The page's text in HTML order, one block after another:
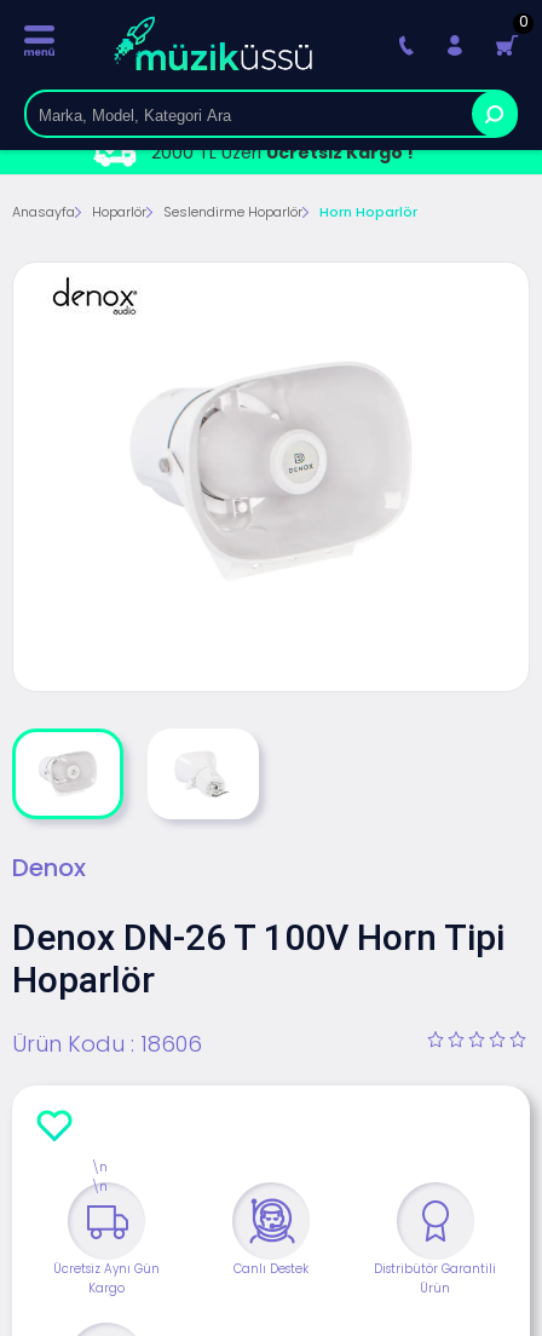
2000 TL ÜzeriÜcretsiz Kargo !
0
Anasayfa Hoparlör Seslendirme Hoparlör Horn Hoparlör
Denox
Denox DN-26 T 100V Horn Tipi
Hoparlör
Ürün Kodu : 18606
Ücretsiz Aynı Gün
Kargo
Canlı Destek
Distribütör Garantili
Ürün
\n
\n